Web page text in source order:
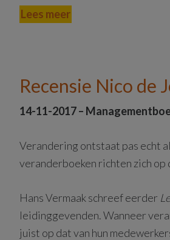
Lees meer
Recensie Nico de
14-11-2017 –
Verandering ontstaat pas echt
veranderboeken richten zich
Hans Vermaak schreef eerder
leidinggevenden. Wanneer
juist op dat van hun